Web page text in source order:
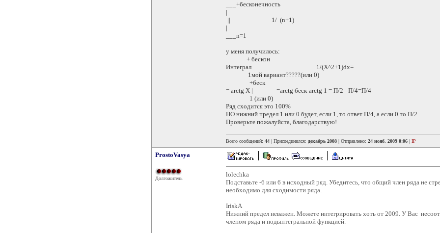
___+бесконечность
|
|| 1/ (n+1)
|
___n=1
у меня получилось:
+ бескон
Интеграл 1/(X^2+1)dx=
1мой вариант?????(или 0)
+беск
= arctg X | =arctg беск-arctg 1 = П/2 - П/4=П/4
1 (или 0)
Ряд сходится это 100%
НО нижний предел 1 или 0 будет, если 1, то ответ П/4, а если 0 то П/2
Проверьте пожалуйста, благодарствую!
Всего сообщений: 44 | Присоединился: декабрь 2008 | Отправлено: 24 нояб. 2009 0:06 | IP
ProstoVasya
Долгожитель
lolechka
Подставьте -6 или 6 в исходный ряд. Убедитесь, что общий член ряда не
необходимо для сходимости ряда.
IriskA
Нижний предел неважен. Можете интегрировать хоть от 2009. У Вас
членом ряда и подынтегральной функцией.